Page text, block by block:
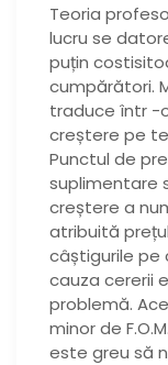
Teoria
lucru se
puțin
cumpărători.
traduce într -
creștere pe
Punctul de
suplimentare
creștere a
atribuită
câștigurile pe
cauza cererii
problemă.
minor de
este greu să